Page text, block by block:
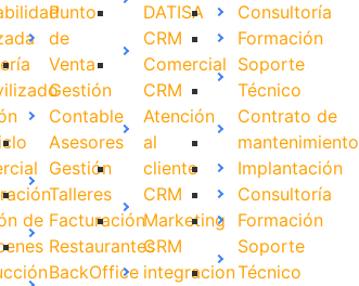
de
Punto
de
Venta
Gestión
Contable
Asesores
Gestión
Talleres
Facturación
Restaurantes
BackOffice
DATISA
CRM
Comercial
CRM
Atención
al
cliente
CRM
Marketing
CRM
integracion
Consultoría
Formación
Soporte
Técnico
Contrato de
mantenimiento
Implantación
Consultoría
Formación
Soporte
Técnico